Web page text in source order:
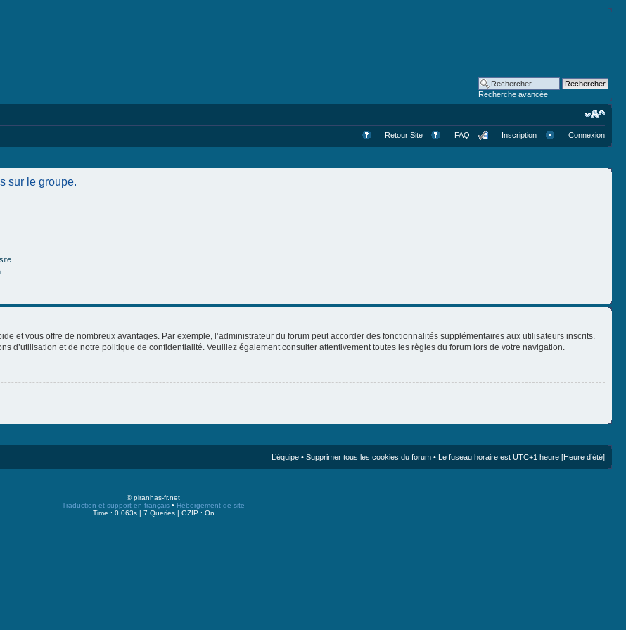
Recherche avancée
Retour Site FAQ Inscription Connexion
sur le groupe.
et vous offre de nombreux avantages. Par exemple, l’administrateur du forum peut accorder des fonctionnalités supplémentaires aux utilisateurs inscrits.
d’utilisation et de notre politique de confidentialité. Veuillez également consulter attentivement toutes les règles du forum lors de votre navigation.
L’équipe • Supprimer tous les cookies du forum • Le fuseau horaire est UTC+1 heure [Heure d’été]
© piranhas-fr.net
Traduction et support en français • Hébergement de site
Time : 0.063s | 7 Queries | GZIP : On